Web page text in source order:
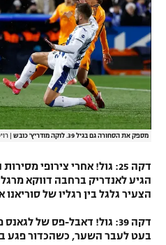
מספק את הסחורה גם בגיל 39. לוקה מודריץ' כובש
דקה 25: גול! אחרי צירופי
הגיע לאנדריק ברחבה דווקא
הצעיר גלגל בין רגליו של סוריאנו
דקה 39: גול! דאבל-פס של
בעט לעבר השער, כשהכדור פגע